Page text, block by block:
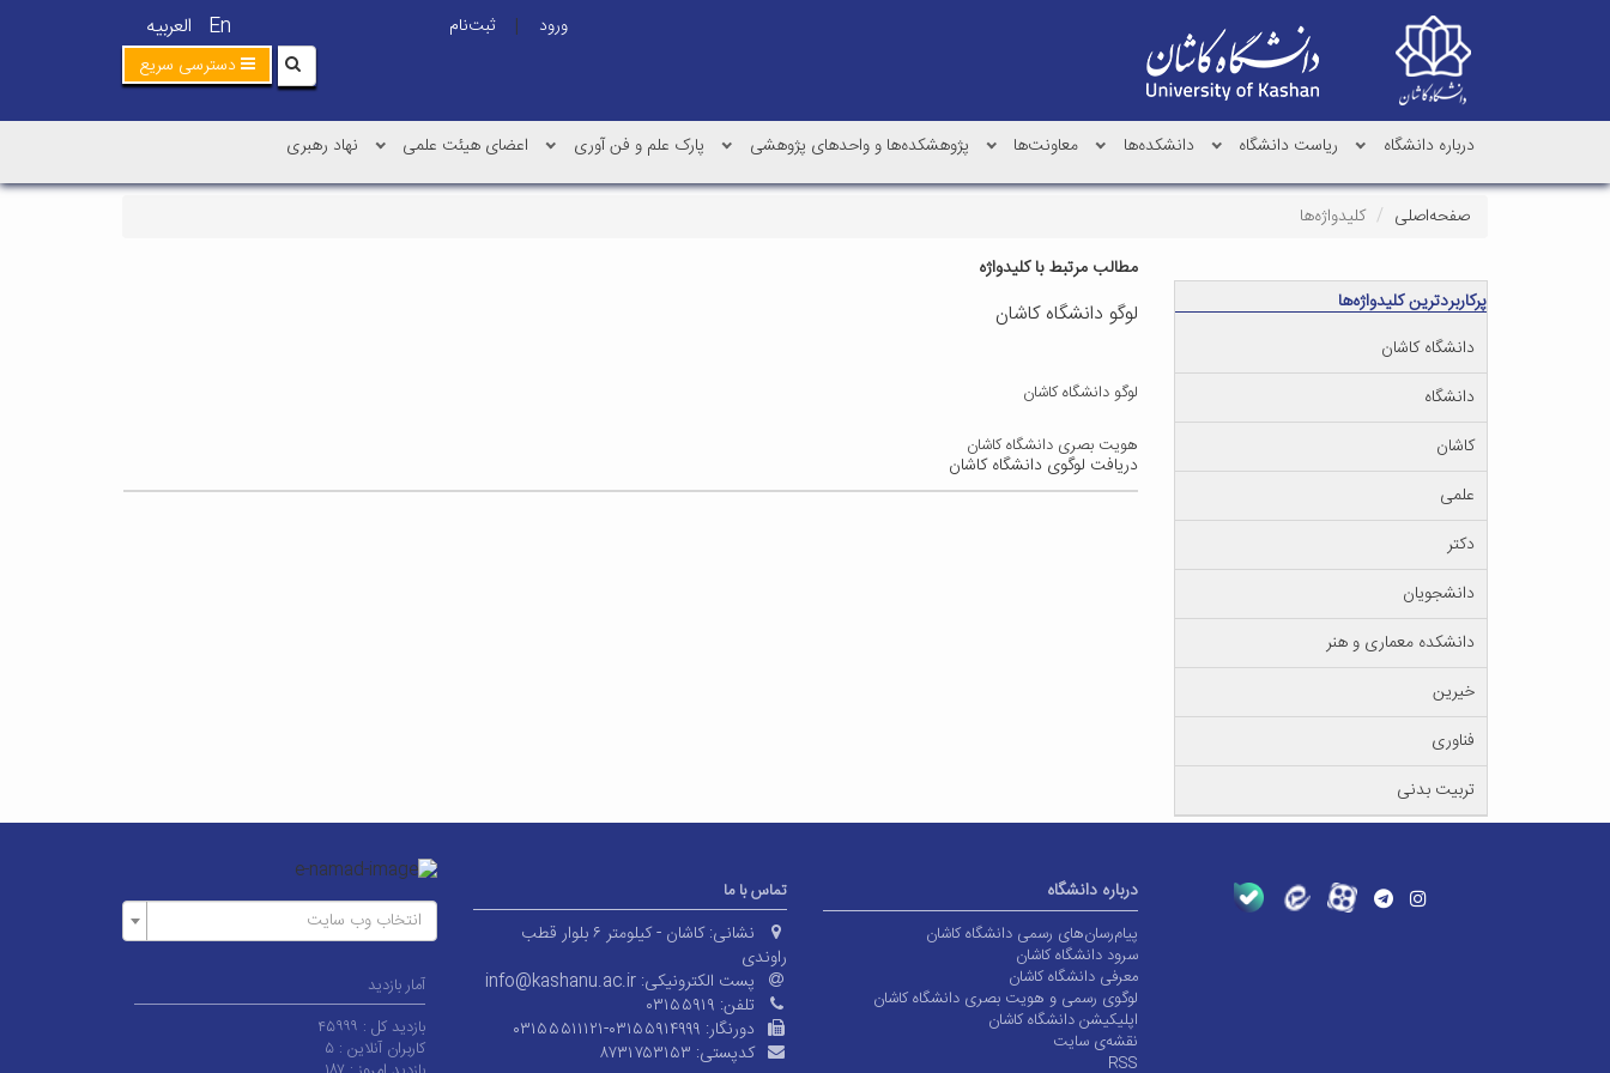
En العربیه ورود |
ثبت‌نام
دسترسی سریع
درباره دانشگاه ریاست دانشگاه دانشکده‌ها معاونت‌ها پژوهشکده‌ها و واحدهای پژوهشی پارک علم و فن آوری اعضای هیئت علمی نهاد رهبری
صفحه‌اصلی
کلیدواژه‌ها
مطالب مرتبط با کلیدواژه
لوگو دانشگاه کاشان
لوگو دانشگاه کاشان
هویت بصری دانشگاه کاشان
دریافت لوگوی دانشگاه کاشان
پرکاربردترین کلیدواژه‌ها
دانشگاه کاشان
دانشگاه
کاشان
علمی
دکتر
دانشجویان
دانشکده معماری و هنر
خیرین
فناوری
تربیت بدنی
درباره دانشگاه
پیام‌رسان‌های رسمی دانشگاه کاشان
سرود دانشگاه کاشان
معرفی دانشگاه کاشان
لوگوی رسمی و هویت بصری دانشگاه کاشان
اپلیکیشن دانشگاه کاشان
نقشه‌ی سایت
RSS
تماس با ما
نشانی:
کاشان - کیلومتر ۶ بلوار قطب
راوندی
پست الکترونیکی: info@kashanu.ac.ir
تلفن: ۰۳۱۵۵۹۱۹
دورنگار: ۰۳۱۵۵۵۱۱۱۲۱-۰۳۱۵۵۹۱۴۹۹۹
کدپستی: ۸۷۳۱۷۵۳۱۵۳
انتخاب وب سایت
آمار بازدید
بازدید کل : ۴۵۹۹۹
کاربران آنلاین :۵